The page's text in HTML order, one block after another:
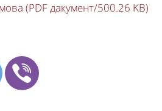
(PDF дакумент/500.26 KB)